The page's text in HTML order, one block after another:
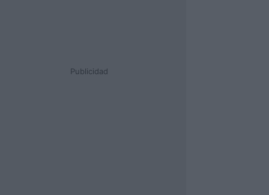
Publicidad